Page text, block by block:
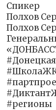
Спикер
Полхов
Полхов
#регионы